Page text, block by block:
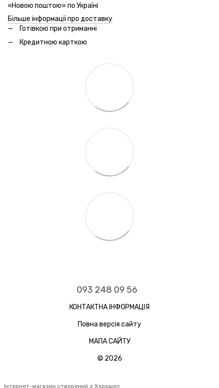
«Новою поштою» по Україні
Більше інформації про доставку
Готівкою при отриманні
Кредитною карткою
093 248 09 56
КОНТАКТНА ІНФОРМАЦІЯ
Повна версія сайту
МАПА САЙТУ
© 2026
Інтернет-магазин створений з Хорошоп